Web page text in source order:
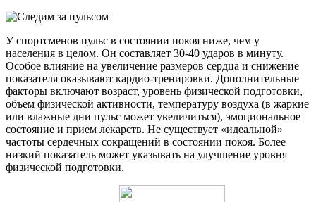
У спортсменов пульс в состоянии покоя ниже, чем у
населения в целом. Он составляет 30-40 ударов в минуту.
Особое влияние на увеличение размеров сердца и снижение
показателя оказывают кардио-тренировки. Дополнительные
факторы включают возраст, уровень физической подготовки,
объем физической активности, температуру воздуха (в жаркие
или влажные дни пульс может увеличиться), эмоциональное
состояние и прием лекарств. Не существует «идеальной»
частоты сердечных сокращений в состоянии покоя. Более
низкий показатель может указывать на улучшение уровня
физической подготовки.